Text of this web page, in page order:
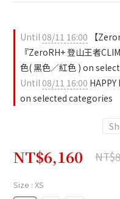
Until08/11 16:00 【
『ZeroRH+ 登山王者
色( 黑色／紅色 ) on
Until08/11 16:00
on selected categories
NT$6,160
Size : XS